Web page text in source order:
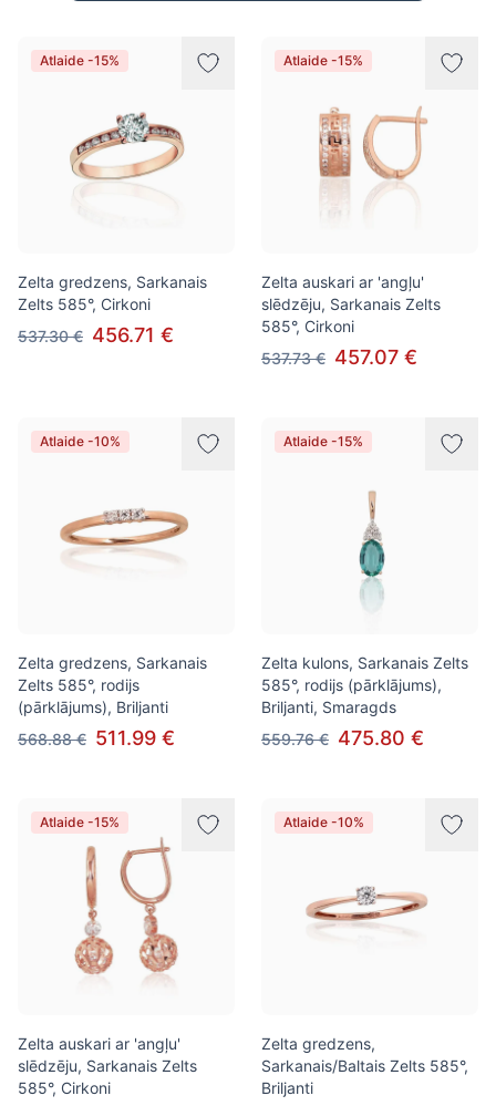
Atlaide -15%
Zelta gredzens, Sarkanais
Zelts 585°, Cirkoni
537.30 € 456.71 €
Atlaide -15%
Zelta auskari ar 'angļu'
slēdzēju, Sarkanais Zelts
585°, Cirkoni
537.73 € 457.07 €
Atlaide -10%
Zelta gredzens, Sarkanais
Zelts 585°, rodijs
(pārklājums), Briljanti
568.88 € 511.99 €
Atlaide -15%
Zelta kulons, Sarkanais Zelts
585°, rodijs (pārklājums),
Briljanti, Smaragds
559.76 € 475.80 €
Atlaide -15%
Zelta auskari ar 'angļu'
slēdzēju, Sarkanais Zelts
585°, Cirkoni
Atlaide -10%
Zelta gredzens,
Sarkanais/Baltais Zelts 585°,
Briljanti